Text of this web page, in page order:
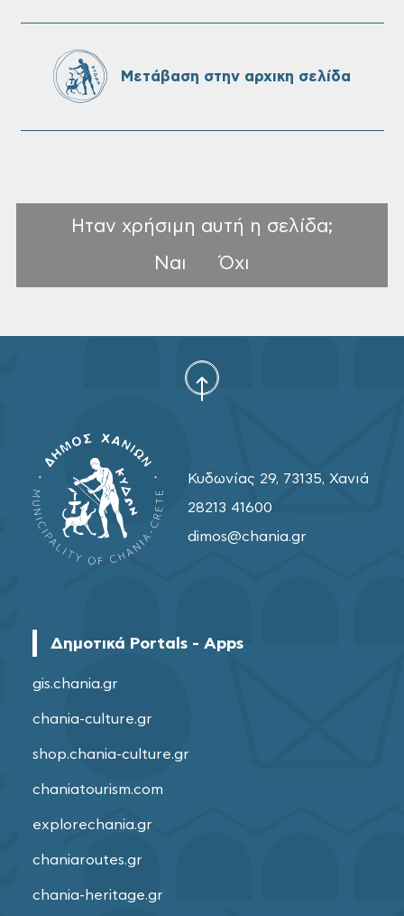
Μετάβαση στην αρχικη σελίδα
Ηταν χρήσιμη αυτή η σελίδα;
Ναι
Όχι
Κυδωνίας 29, 73135, Χανιά
28213 41600
dimos@chania.gr
Δημοτικά Portals - Apps
gis.chania.gr
chania-culture.gr
shop.chania-culture.gr
chaniatourism.com
explorechania.gr
chaniaroutes.gr
chania-heritage.gr